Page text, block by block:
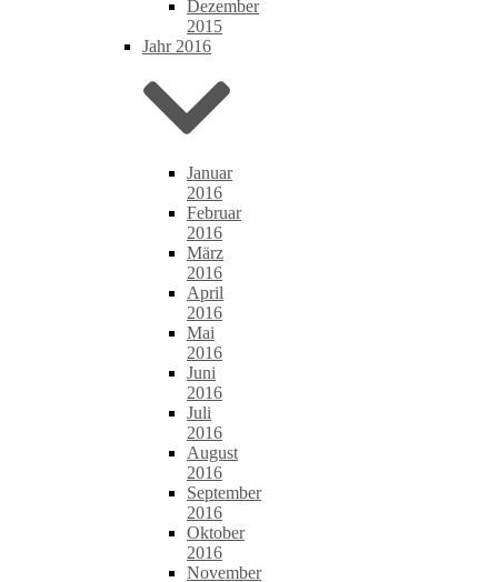
Dezember
2015
Jahr 2016
Januar
2016
Februar
2016
März
2016
April
2016
Mai
2016
Juni
2016
Juli
2016
August
2016
September
2016
Oktober
2016
November